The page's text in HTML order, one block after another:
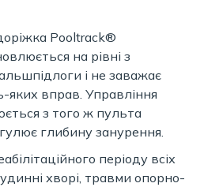
Pooltrack®
на рівні з
і не заважає
вправ. Управління
з того ж пульта
глибину занурення.
періоду всіх
хворі, травми опорно-